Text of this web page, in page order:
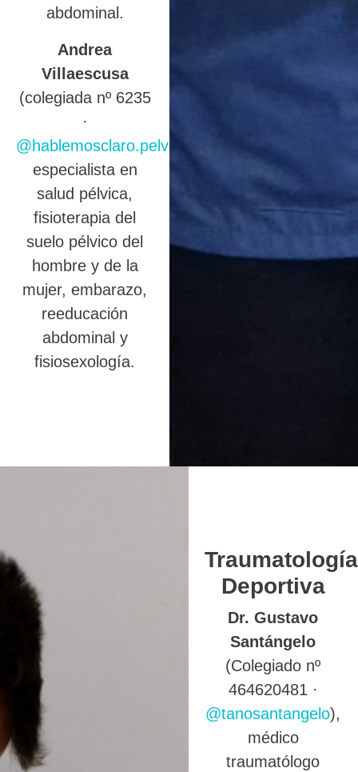
abdominal.
Andrea
Villaescusa
(colegiada nº 6235
·
@hablemosclaro.pelvic
),
especialista en
salud pélvica,
fisioterapia del
suelo pélvico del
hombre y de la
mujer, embarazo,
reeducación
abdominal y
fisiosexología.
Traumatología
Deportiva
Dr. Gustavo
Santángelo
(Colegiado nº
464620481 ·
@tanosantangelo),
médico
traumatólogo